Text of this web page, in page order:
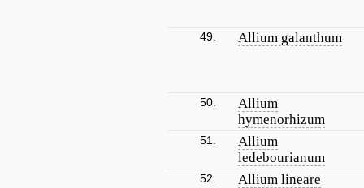
49. Allium galanthum
50.
Allium
hymenorhizum
51.
Allium
ledebourianum
52. Allium lineare